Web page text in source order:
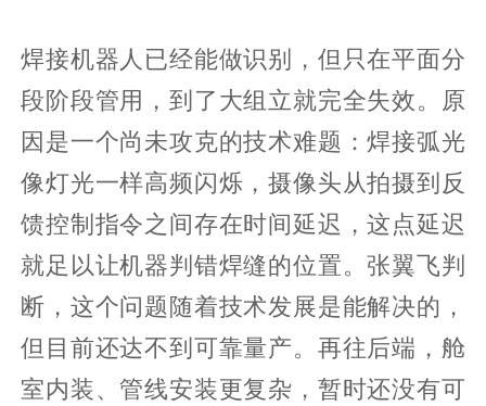
焊接机器人已经能做识别，但只在平面分
段阶段管用，到了大组立就完全失效。原
因是一个尚未攻克的技术难题：焊接弧光
像灯光一样高频闪烁，摄像头从拍摄到反
馈控制指令之间存在时间延迟，这点延迟
就足以让机器判错焊缝的位置。张翼飞判
断，这个问题随着技术发展是能解决的，
但目前还达不到可靠量产。再往后端，舱
室内装、管线安装更复杂，暂时还没有可